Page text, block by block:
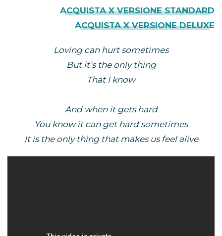
ACQUISTA X VERSIONE STANDARD
ACQUISTA X VERSIONE DELUXE
Loving can hurt sometimes
But it’s the only thing
That I know
And when it gets hard
You know it can get hard sometimes
It is the only thing that makes us feel alive